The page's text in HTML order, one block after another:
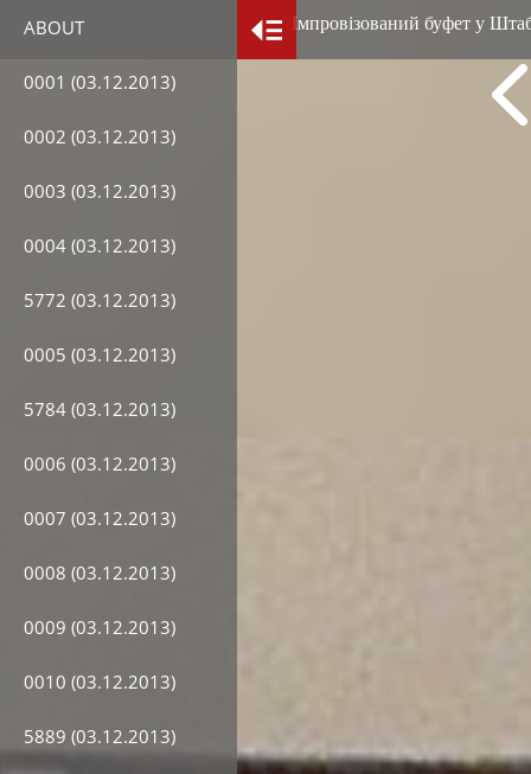
ABOUT
0001 (03.12.2013)
0002 (03.12.2013)
0003 (03.12.2013)
0004 (03.12.2013)
5772 (03.12.2013)
0005 (03.12.2013)
5784 (03.12.2013)
0006 (03.12.2013)
0007 (03.12.2013)
0008 (03.12.2013)
0009 (03.12.2013)
0010 (03.12.2013)
5889 (03.12.2013)
Імпровізований буфет у